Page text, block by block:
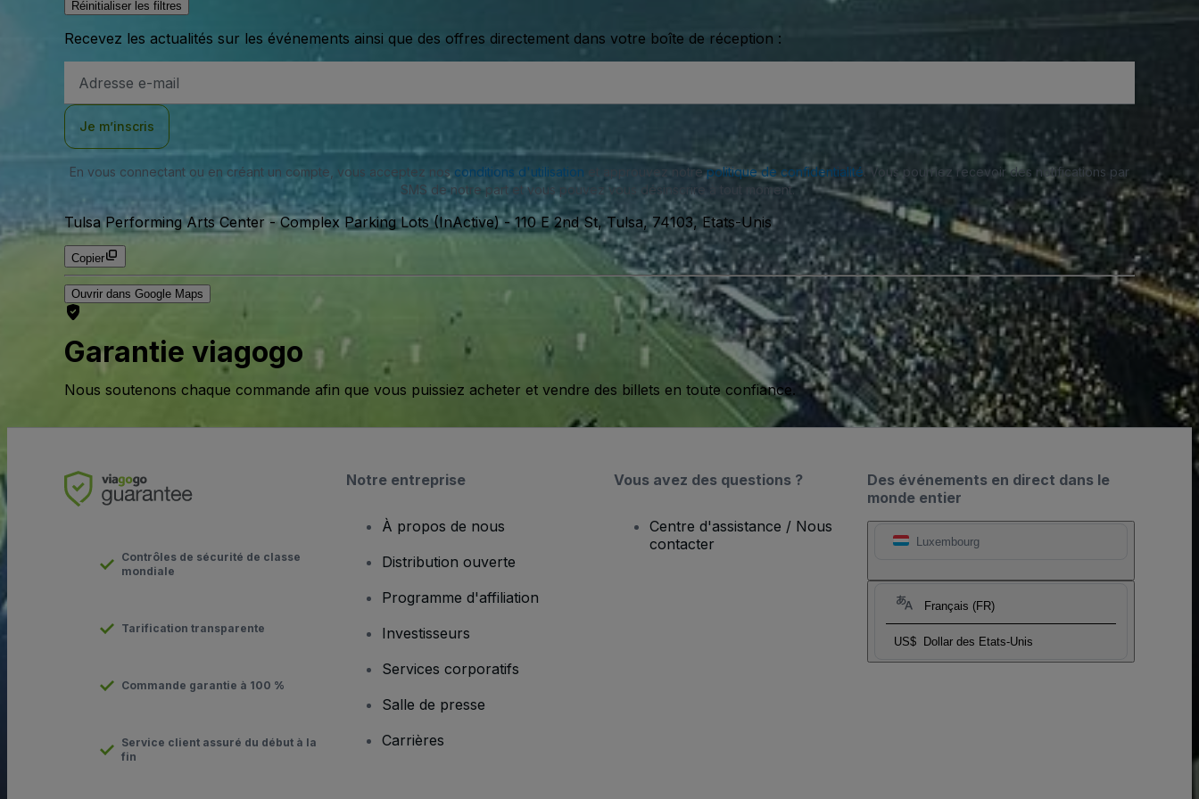
Réinitialiser les filtres
Recevez les actualités sur les événements ainsi que des offres directement dans votre boîte de réception :
e-
Je m’inscris
En vous connectant ou en créant un compte, vous acceptez nos conditions d'utilisation et approuvez notrepolitique de confidentialité . Vous pourriez recevoir des notifications par
SMS de notre part et vous pouvez vous désinscrire à tout moment.
Tulsa Performing Arts Center - Complex Parking Lots (InActive)-110 E 2nd St, Tulsa, 74103, Etats-Unis
Copier
Ouvrir dans Google Maps
Garantie viagogo
Nous soutenons chaque commande afin que vous puissiez acheter et vendre des billets en toute confiance.
Des événements en direct dans le
monde entier
Luxembourg
Français (FR)
US$ Dollar des Etats-Unis
Contrôles de sécurité de classe
mondiale
Tarification transparente
Commande garantie à 100 %
Service client assuré du début à la
fin
Notre entreprise
À propos de nous
Distribution ouverte
Programme d'affiliation
Investisseurs
Services corporatifs
Salle de presse
Carrières
Vous avez des questions ?
Centre d'assistance / Nous
contacter